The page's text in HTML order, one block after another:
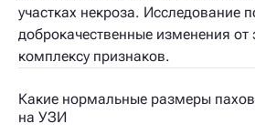
участках некроза. Исследование
доброкачественные изменения от
комплексу признаков.
Какие нормальные размеры
на УЗИ